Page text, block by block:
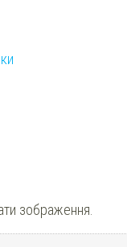
зображення.